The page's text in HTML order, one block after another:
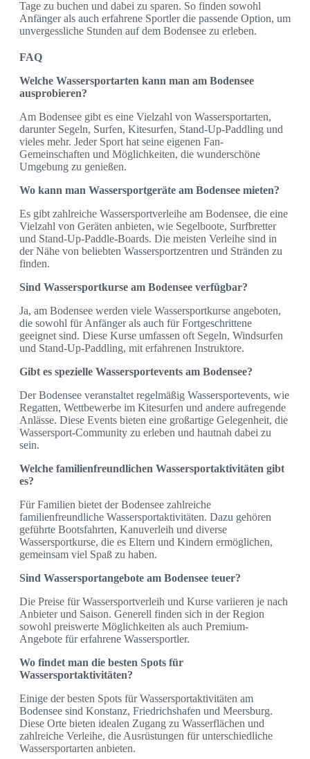
Tage zu buchen und dabei zu sparen. So finden sowohl
Anfänger als auch erfahrene Sportler die passende Option, um
unvergessliche Stunden auf dem Bodensee zu erleben.
FAQ
Welche Wassersportarten kann man am Bodensee
ausprobieren?
Am Bodensee gibt es eine Vielzahl von Wassersportarten,
darunter Segeln, Surfen, Kitesurfen, Stand-Up-Paddling und
vieles mehr. Jeder Sport hat seine eigenen Fan-
Gemeinschaften und Möglichkeiten, die wunderschöne
Umgebung zu genießen.
Wo kann man Wassersportgeräte am Bodensee mieten?
Es gibt zahlreiche Wassersportverleihe am Bodensee, die eine
Vielzahl von Geräten anbieten, wie Segelboote, Surfbretter
und Stand-Up-Paddle-Boards. Die meisten Verleihe sind in
der Nähe von beliebten Wassersportzentren und Stränden zu
finden.
Sind Wassersportkurse am Bodensee verfügbar?
Ja, am Bodensee werden viele Wassersportkurse angeboten,
die sowohl für Anfänger als auch für Fortgeschrittene
geeignet sind. Diese Kurse umfassen oft Segeln, Windsurfen
und Stand-Up-Paddling, mit erfahrenen Instruktore.
Gibt es spezielle Wassersportevents am Bodensee?
Der Bodensee veranstaltet regelmäßig Wassersportevents, wie
Regatten, Wettbewerbe im Kitesurfen und andere aufregende
Anlässe. Diese Events bieten eine großartige Gelegenheit, die
Wassersport-Community zu erleben und hautnah dabei zu
sein.
Welche familienfreundlichen Wassersportaktivitäten gibt
es?
Für Familien bietet der Bodensee zahlreiche
familienfreundliche Wassersportaktivitäten. Dazu gehören
geführte Bootsfahrten, Kanuverleih und diverse
Wassersportkurse, die es Eltern und Kindern ermöglichen,
gemeinsam viel Spaß zu haben.
Sind Wassersportangebote am Bodensee teuer?
Die Preise für Wassersportverleih und Kurse variieren je nach
Anbieter und Saison. Generell finden sich in der Region
sowohl preiswerte Möglichkeiten als auch Premium-
Angebote für erfahrene Wassersportler.
Wo findet man die besten Spots für
Wassersportaktivitäten?
Einige der besten Spots für Wassersportaktivitäten am
Bodensee sind Konstanz, Friedrichshafen und Meersburg.
Diese Orte bieten idealen Zugang zu Wasserflächen und
zahlreiche Verleihe, die Ausrüstungen für unterschiedliche
Wassersportarten anbieten.